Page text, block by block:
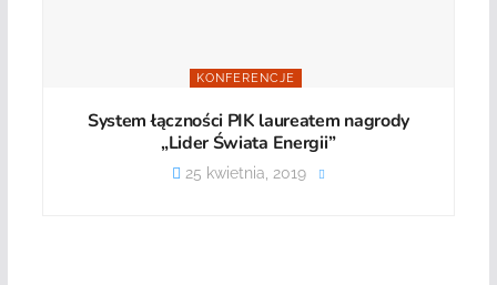
KONFERENCJE
System łączności PIK laureatem nagrody
„Lider Świata Energii”
25 kwietnia, 2019